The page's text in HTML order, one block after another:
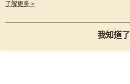
用條款之 Cookie 聲明使用 cookie。
了解更多 >
我知道了